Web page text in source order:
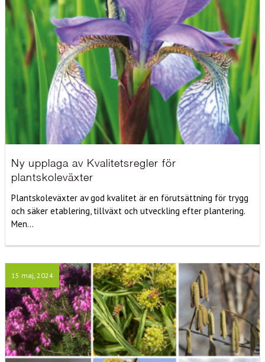
Ny upplaga av Kvalitetsregler för
plantskoleväxter
Plantskoleväxter av god kvalitet är en förutsättning för trygg
och säker etablering, tillväxt och utveckling efter plantering.
Men...
15 maj, 2024